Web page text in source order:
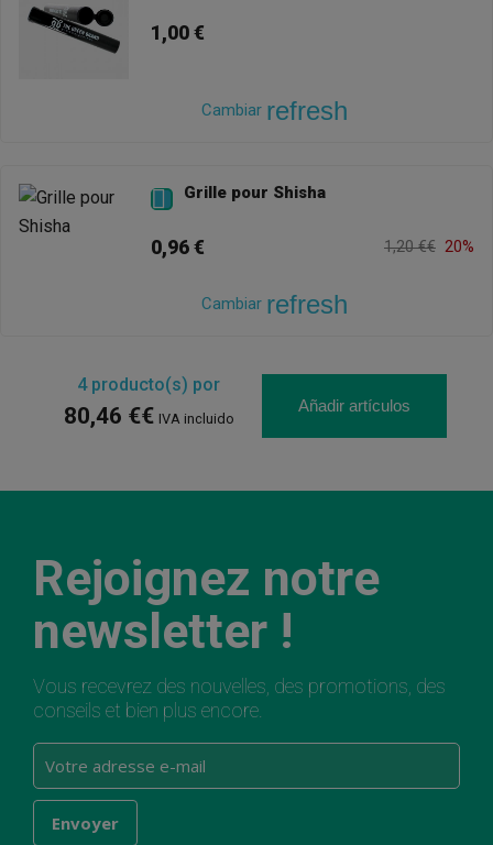
1,00 €
Cambiar refresh
 Grille pour Shisha
0,96 € 1,20 €€ 20%
Cambiar refresh
4producto(s) por
80,46 €€ IVA incluido
Añadir artículos
Rejoignez notre
newsletter !
Vous recevrez des nouvelles, des promotions, des
conseils et bien plus encore.